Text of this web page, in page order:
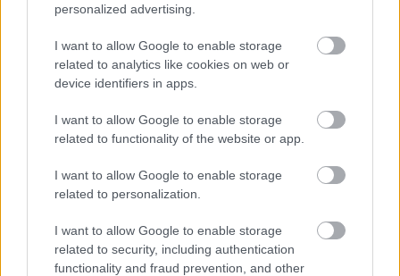
personalized advertising.
I want to allow Google to enable storage
related to analytics like cookies on web or
device identifiers in apps.
I want to allow Google to enable storage
related to functionality of the website or app.
I want to allow Google to enable storage
related to personalization.
I want to allow Google to enable storage
related to security, including authentication
functionality and fraud prevention, and other